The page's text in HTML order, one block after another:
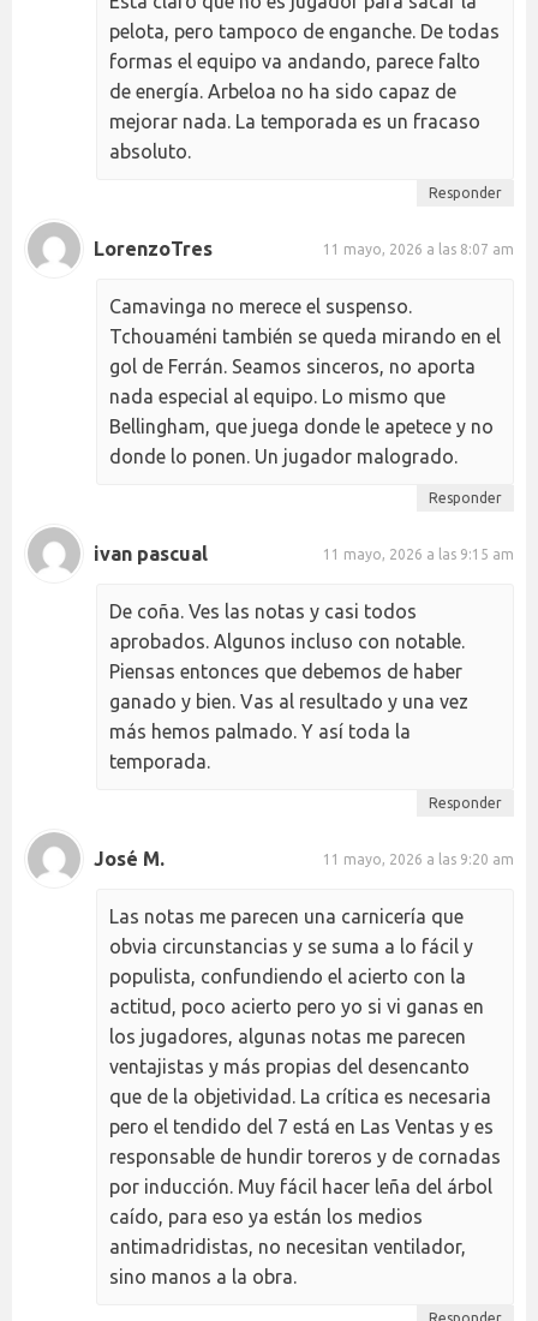
pelota, pero tampoco de enganche. De todas
formas el equipo va andando, parece falto
de energía. Arbeloa no ha sido capaz de
mejorar nada. La temporada es un fracaso
absoluto.
Responder
LorenzoTres 11 mayo, 2026 a las 8:07 am
Camavinga no merece el suspenso.
Tchouaméni también se queda mirando en el
gol de Ferrán. Seamos sinceros, no aporta
nada especial al equipo. Lo mismo que
Bellingham, que juega donde le apetece y no
donde lo ponen. Un jugador malogrado.
Responder
ivan pascual 11 mayo, 2026 a las 9:15 am
De coña. Ves las notas y casi todos
aprobados. Algunos incluso con notable.
Piensas entonces que debemos de haber
ganado y bien. Vas al resultado y una vez
más hemos palmado. Y así toda la
temporada.
Responder
José M. 11 mayo, 2026 a las 9:20 am
Las notas me parecen una carnicería que
obvia circunstancias y se suma a lo fácil y
populista, confundiendo el acierto con la
actitud, poco acierto pero yo si vi ganas en
los jugadores, algunas notas me parecen
ventajistas y más propias del desencanto
que de la objetividad. La crítica es necesaria
pero el tendido del 7 está en Las Ventas y es
responsable de hundir toreros y de cornadas
por inducción. Muy fácil hacer leña del árbol
caído, para eso ya están los medios
antimadridistas, no necesitan ventilador,
sino manos a la obra.